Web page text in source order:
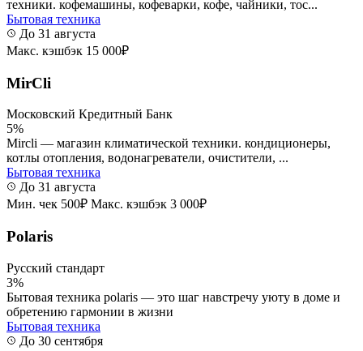
техники. кофемашины, кофеварки, кофе, чайники, тос...
Бытовая техника
До 31 августа
Макс. кэшбэк 15 000₽
MirCli
Московский Кредитный Банк
5%
Mircli — магазин климатической техники. кондиционеры,
котлы отопления, водонагреватели, очистители, ...
Бытовая техника
До 31 августа
Мин. чек 500₽ Макс. кэшбэк 3 000₽
Polaris
Русский стандарт
3%
Бытовая техника polaris — это шаг навстречу уюту в доме и
обретению гармонии в жизни
Бытовая техника
До 30 сентября